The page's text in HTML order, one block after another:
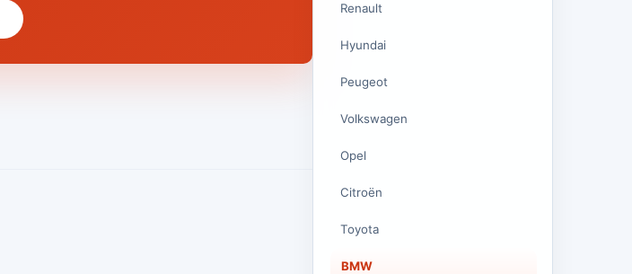
Renault
Hyundai
Peugeot
Volkswagen
Opel
Citroën
Toyota
BMW